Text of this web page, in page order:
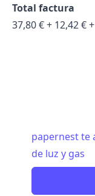
Total factura
37,80 € + 12,42 €
papernest te
de luz y gas